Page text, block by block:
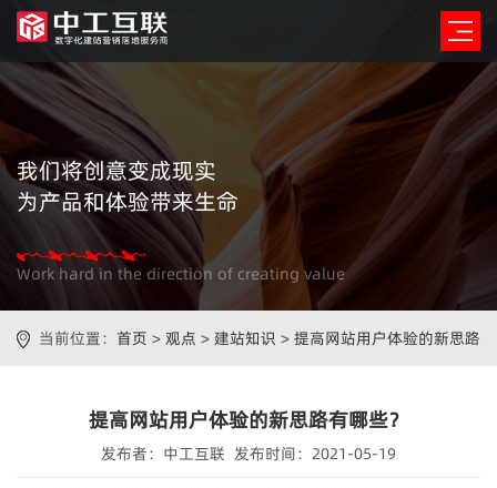
我们将创意变成现实
为产品和体验带来生命
Work hard in the direction of creating value
当前位置： 首页 > 观点 > 建站知识 > 提高网站用户体验的新思路
提高网站用户体验的新思路有哪些？
发布者：中工互联 发布时间：2021-05-19